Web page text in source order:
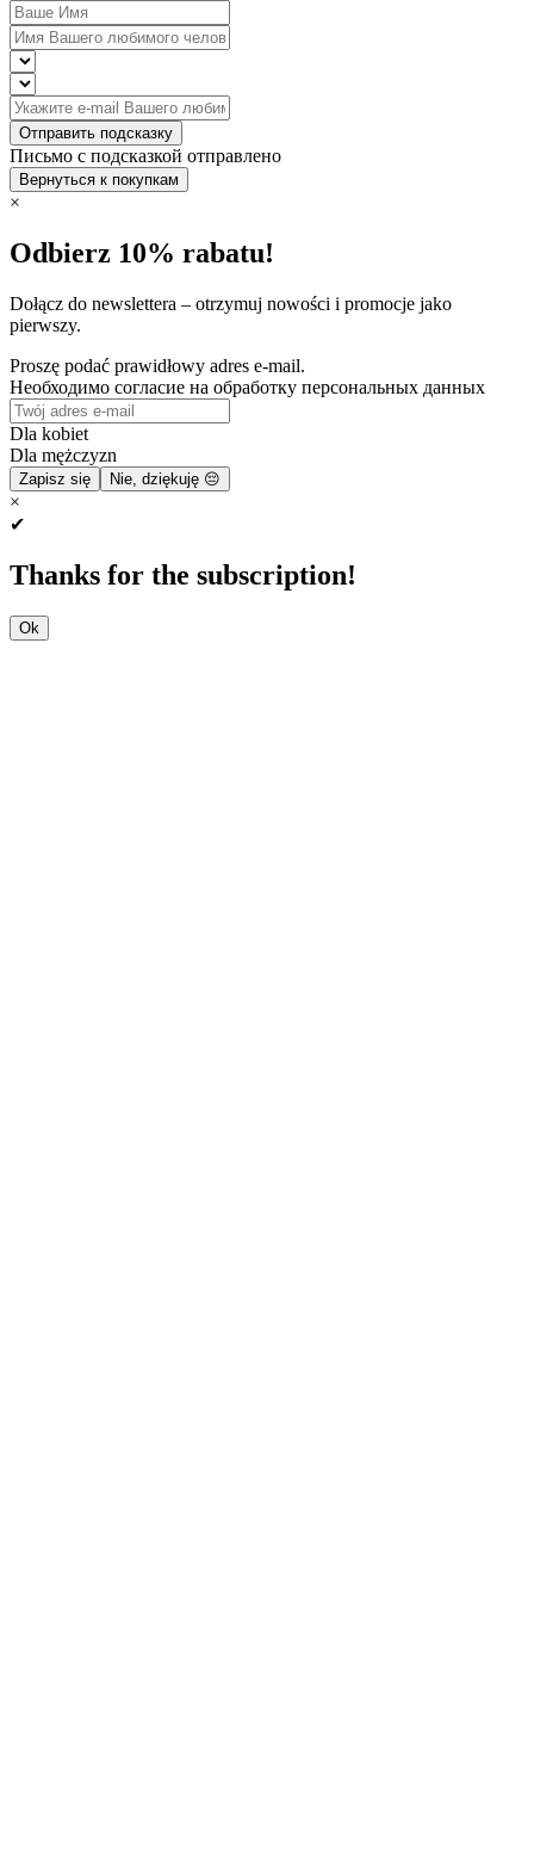
Отправить подсказку
Письмо с подсказкой отправлено
Вернуться к покупкам
×
Odbierz 10% rabatu!
Dołącz do newslettera – otrzymuj nowości i promocje jako
pierwszy.
Proszę podać prawidłowy adres e-mail.
Необходимо согласие на обработку персональных данных
Dla kobiet
Dla mężczyzn
Zapisz się Nie, dziękuję 😔
×
✔
Thanks for the subscription!
Ok